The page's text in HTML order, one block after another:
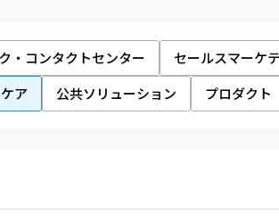
・コンタクトセンター セールスマーケ
ア 公共ソリューション プロダクト